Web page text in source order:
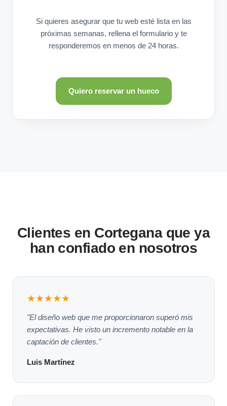
Si quieres asegurar que tu web esté lista en las
próximas semanas, rellena el formulario y te
responderemos en menos de 24 horas.
Quiero reservar un hueco
Clientes en Cortegana que ya
han confiado en nosotros
★★★★★
"El diseño web que me proporcionaron superó mis
expectativas. He visto un incremento notable en la
captación de clientes."
Luis Martínez